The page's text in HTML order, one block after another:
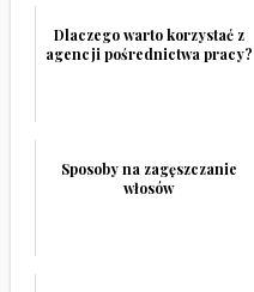
Dlaczego warto korzystać z
agencji pośrednictwa pracy?
Sposoby na zagęszczanie
włosów